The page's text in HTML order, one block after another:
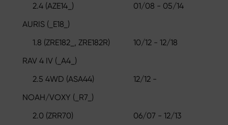
2.4 (AZE14_)
01/08 - 05/14
AURIS (_E18_)
1.8 (ZRE182_, ZRE182R)
10/12 - 12/18
RAV 4 IV (_A4_)
2.5 4WD (ASA44)
12/12 -
NOAH/VOXY (_R7_)
2.0 (ZRR70)
06/07 - 12/13